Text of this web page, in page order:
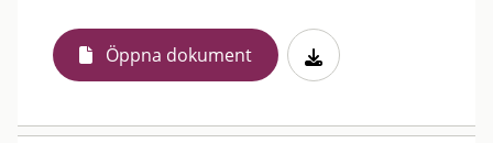
Öppna dokument